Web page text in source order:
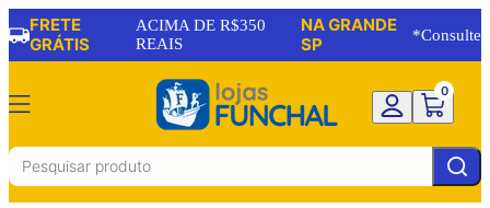
FRETE
GRÁTIS
ACIMA DE R$350
REAIS
NA GRANDE
SP
*Consulte
0